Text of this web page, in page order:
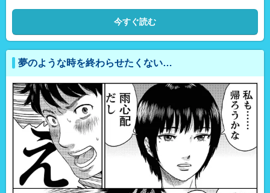
今すぐ読む
夢のような時を終わらせたくない…